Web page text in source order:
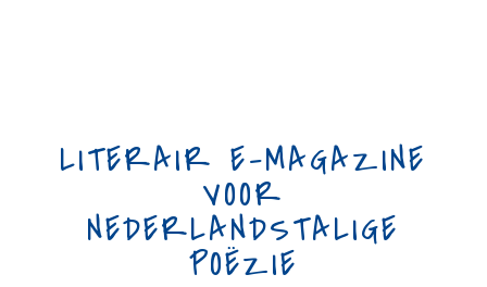
LITERAIR E-MAGAZINE
VOOR
NEDERLANDSTALIGE
POËZIE